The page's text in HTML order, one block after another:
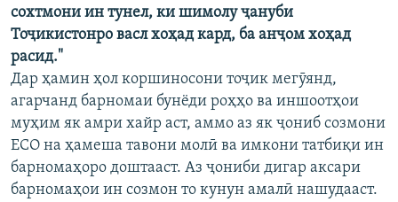
сохтмони ин тунел, ки шимолу ҷануби
Тоҷикистонро васл хоҳад кард, ба анҷом хоҳад
расид."
Дар ҳамин ҳол коршиносони тоҷик мегӯянд,
агарчанд барномаи бунёди роҳҳо ва иншоотҳои
муҳим як амри хайр аст, аммо аз як ҷониб созмони
ЕСО на ҳамеша тавони молӣ ва имкони татбиқи ин
барномаҳоро доштааст. Аз ҷониби дигар аксари
барномаҳои ин созмон то кунун амалӣ нашудааст.